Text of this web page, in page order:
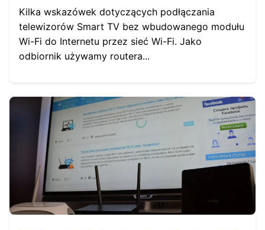
Kilka wskazówek dotyczących podłączania
telewizorów Smart TV bez wbudowanego modułu
Wi-Fi do Internetu przez sieć Wi-Fi. Jako
odbiornik używamy routera...